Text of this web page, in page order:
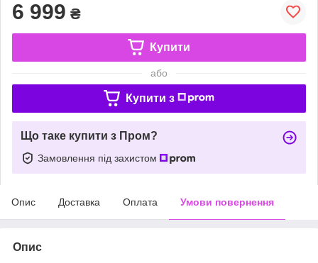
6 999 ₴
Купити
або
Купити з
Що таке купити з Пром?
Замовлення під захистом
Опис Доставка Оплата Умови повернення
Опис